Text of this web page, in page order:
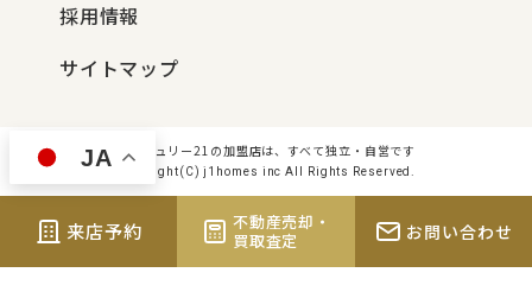
採用情報
サイトマップ
センチュリー21の加盟店は、すべて独立・自営です
Copyright(C) j1homes inc All Rights Reserved.
来店予約
不動産売却・
買取査定
お問い合わせ
JA